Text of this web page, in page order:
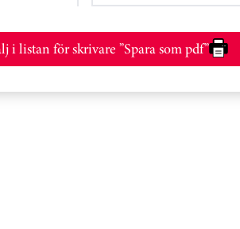
i listan för skrivare ”Spara som pdf”